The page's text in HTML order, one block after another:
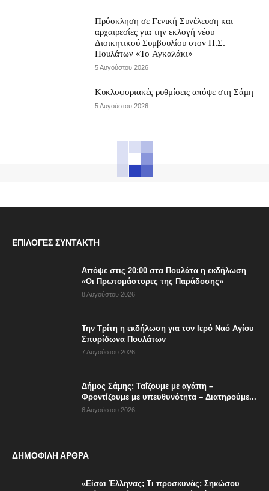
Πρόσκληση σε Γενική Συνέλευση και
αρχαιρεσίες για την εκλογή νέου
Διοικητικού Συμβουλίου στον Π.Σ.
Πουλάτων «Το Αγκαλάκι»
5 Αυγούστου 2026
Κυκλοφοριακές ρυθμίσεις απόψε στη Σάμη
5 Αυγούστου 2026
ΕΠΙΛΟΓΈΣ ΣΥΝΤΆΚΤΗ
Απόψε στις 20:00 στα Πουλάτα η εκδήλωση
«Οι Πρωτομάστορες της Παράδοσης»
8 Αυγούστου 2026
Την Τρίτη η εκδήλωση για τον Ιερό Ναό Αγίου
Σπυρίδωνα Πουλάτων
7 Αυγούστου 2026
Δήμος Σάμης: Ταΐζουμε με αγάπη –
Φροντίζουμε με υπευθυνότητα – Διατηρούμε...
6 Αυγούστου 2026
ΔΗΜΟΦΙΛΗ ΑΡΘΡΑ
«Είσαι Έλληνας; Τι προσκυνάς; Σηκώσου